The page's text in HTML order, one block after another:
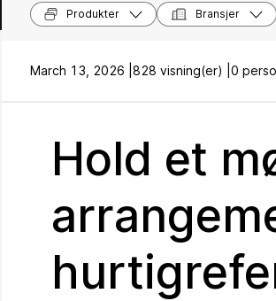
Produkter Bransjer
March 13, 2026 | 828 visning(er) | 0
Hold et